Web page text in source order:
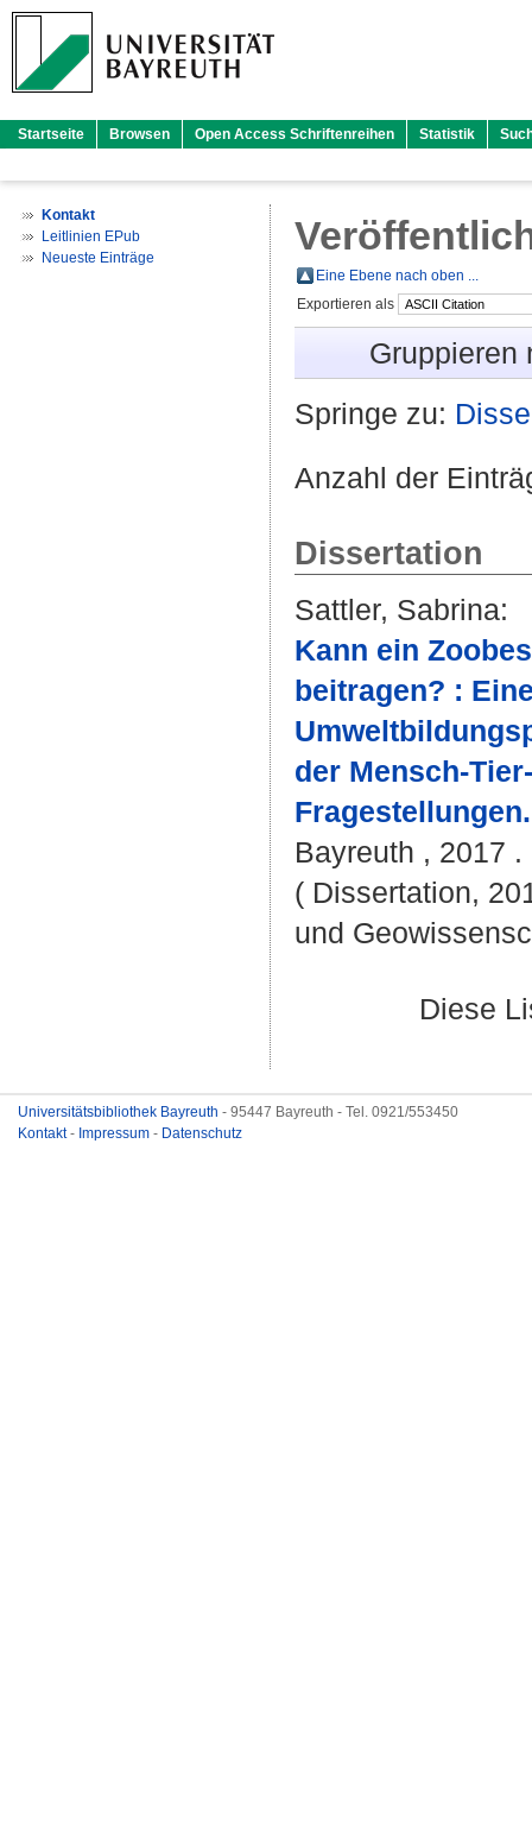
Startseite Browsen Open Access Schriftenreihen Statistik
Kontakt
Leitlinien EPub
Neueste Einträge
Eine Ebene nach oben ...
Exportieren als
Gruppieren
Springe zu:
Anzahl der
Dissertation
Sattler, Sabrina:
Kann ein
beitragen? :
der Mensch-
Fragestellungen.
Bayreuth , 2017 .
( Dissertation,
und
Diese
Universitätsbibliothek Bayreuth - 95447 Bayreuth - Tel. 0921/553450
Kontakt- Impressum - Datenschutz